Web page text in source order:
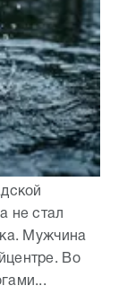
не стал
Мужчина
Во